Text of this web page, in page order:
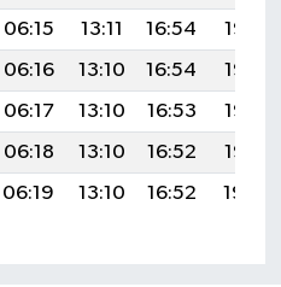
06:15 13:11 16:54
19:56
06:16 13:10 16:54
19:55
06:17 13:10 16:53
19:53
06:18 13:10 16:52
19:52
06:19 13:10 16:52 19:50